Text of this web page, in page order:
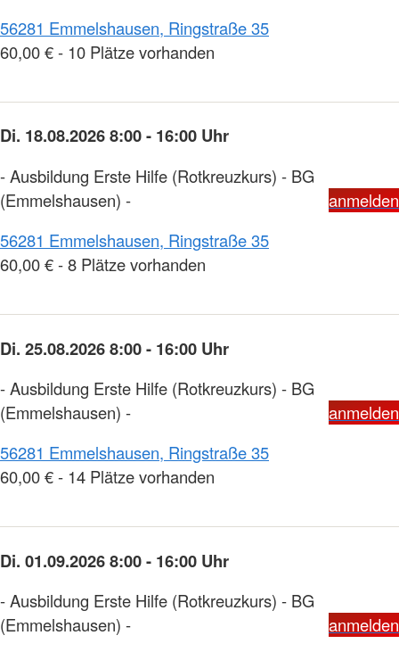
56281 Emmelshausen, Ringstraße 35
60,00 € - 10 Plätze vorhanden
Di. 18.08.2026 8:00 - 16:00 Uhr
- Ausbildung Erste Hilfe (Rotkreuzkurs) - BG
(Emmelshausen) -
anmelden
56281 Emmelshausen, Ringstraße 35
60,00 € - 8 Plätze vorhanden
Di. 25.08.2026 8:00 - 16:00 Uhr
- Ausbildung Erste Hilfe (Rotkreuzkurs) - BG
(Emmelshausen) -
anmelden
56281 Emmelshausen, Ringstraße 35
60,00 € - 14 Plätze vorhanden
Di. 01.09.2026 8:00 - 16:00 Uhr
- Ausbildung Erste Hilfe (Rotkreuzkurs) - BG
(Emmelshausen) -
anmelden